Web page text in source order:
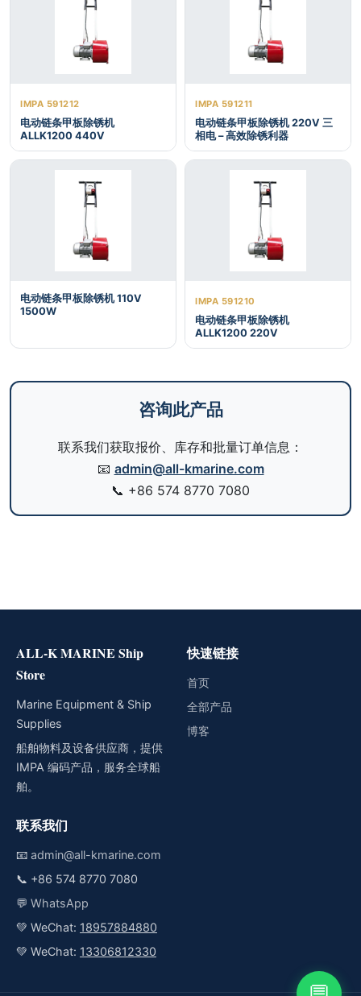
IMPA 591212
电动链条甲板除锈机
ALLK1200 440V
IMPA 591211
电动链条甲板除锈机 220V 三
相电 – 高效除锈利器
电动链条甲板除锈机 110V
1500W
IMPA 591210
电动链条甲板除锈机
ALLK1200 220V
咨询此产品
联系我们获取报价、库存和批量订单信息：
📧 admin@all-kmarine.com
📞 +86 574 8770 7080
ALL-K MARINE Ship
Store
Marine Equipment & Ship
Supplies
船舶物料及设备供应商，提供
IMPA 编码产品，服务全球船
舶。
快速链接
首页
全部产品
博客
联系我们
📧 admin@all-kmarine.com
📞 +86 574 8770 7080
💬 WhatsApp
💚 WeChat: 18957884880
💚 WeChat: 13306812330